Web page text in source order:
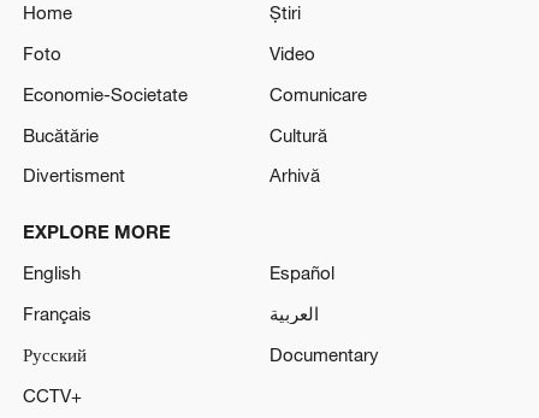
Home
Știri
Foto
Video
Economie-Societate
Comunicare
Bucătărie
Cultură
Divertisment
Arhivă
EXPLORE MORE
English
Español
Français
العربية
Русский
Documentary
CCTV+